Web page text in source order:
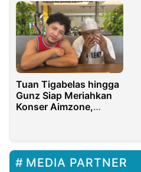
Tuan Tigabelas hingga
Gunz Siap Meriahkan
Konser Aimzone,
MEDIA PARTNER